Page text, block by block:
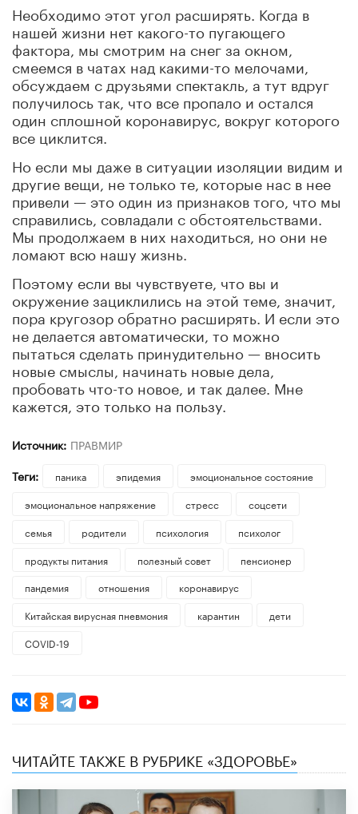
Необходимо этот угол расширять. Когда в
нашей жизни нет какого-то пугающего
фактора, мы смотрим на снег за окном,
смеемся в чатах над какими-то мелочами,
обсуждаем с друзьями спектакль, а тут вдруг
получилось так, что все пропало и остался
один сплошной коронавирус, вокруг которого
все циклится.
Но если мы даже в ситуации изоляции видим и
другие вещи, не только те, которые нас в нее
привели — это один из признаков того, что мы
справились, совладали с обстоятельствами.
Мы продолжаем в них находиться, но они не
ломают всю нашу жизнь.
Поэтому если вы чувствуете, что вы и
окружение зациклились на этой теме, значит,
пора кругозор обратно расширять. И если это
не делается автоматически, то можно
пытаться сделать принудительно — вносить
новые смыслы, начинать новые дела,
пробовать что-то новое, и так далее. Мне
кажется, это только на пользу.
Источник: ПРАВМИР
Теги:
паника эпидемия
эмоциональное состояние
эмоциональное напряжение
стресс
соцсети
семья
родители психология
психолог
продукты питания
полезный совет
пенсионер
пандемия
отношения
коронавирус
Китайская вирусная пневмония
карантин
дети
COVID-19
ЧИТАЙТЕ ТАКЖЕ В РУБРИКЕ «ЗДОРОВЬЕ»